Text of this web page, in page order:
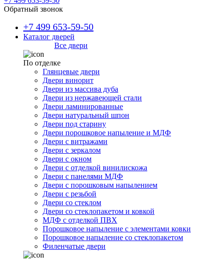
Обратный звонок
+7 499 653-59-50
Каталог дверей
Все двери
По отделке
Глянцевые двери
Двери винорит
Двери из массива дуба
Двери из нержавеющей стали
Двери ламинированные
Двери натуральный шпон
Двери под старину
Двери порошковое напыление и МДФ
Двери с витражами
Двери с зеркалом
Двери с окном
Двери с отделкой винилискожа
Двери с панелями МДФ
Двери с порошковым напылением
Двери с резьбой
Двери со стеклом
Двери со стеклопакетом и ковкой
МДФ с отделкой ПВХ
Порошковое напыление с элементами ковки
Порошковое напыление со стеклопакетом
Филенчатые двери